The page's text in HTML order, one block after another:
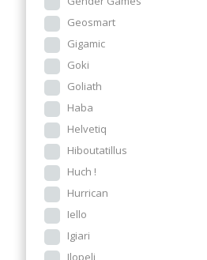
Geosmart
Gigamic
Goki
Goliath
Haba
Helvetiq
Hiboutatillus
Huch !
Hurrican
Iello
Igiari
Ilopeli